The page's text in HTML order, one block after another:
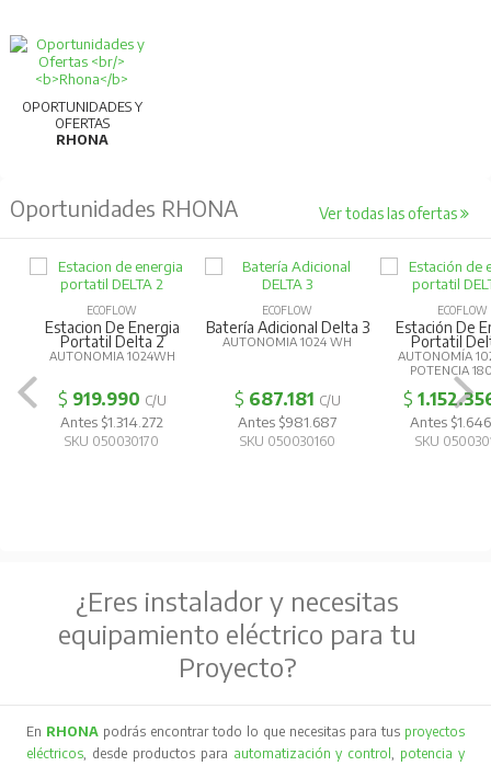
OPORTUNIDADES Y
OFERTAS
RHONA
Oportunidades RHONA Ver todas las ofertas
ECOFLOW
Estacion De Energia
Portatil Delta 2
AUTONOMIA 1024WH
$ 919.990 C/U
Antes $1.314.272
SKU 050030170
ECOFLOW
Batería Adicional Delta 3
AUTONOMIA 1024 WH
$ 687.181 C/U
Antes $981.687
SKU 050030160
ECOFLOW
Estación De
Portatil
AUTONOMÍA
POTENCIA
$
Antes
SKU
¿Eres instalador y necesitas
equipamiento eléctrico para tu
Proyecto?
En RHONA podrás encontrar todo lo que necesitas para tus proyectos
eléctricos, desde productos para automatización y control, potencia y